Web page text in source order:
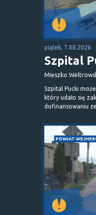
piątek, 7.08.2026
Szpital
Mieszko
Szpital Pucki
który udało się
dofinansowaniu
POWIAT